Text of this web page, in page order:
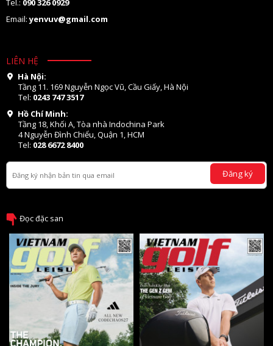
Tel.: 090 326 0929
Email:yenvuv@gmail.com
LIÊN HỆ
Hà Nội:
Tầng 11. 169 Nguyễn Ngọc Vũ, Cầu Giấy, Hà Nội
Tel: 0243 747 3517
Hồ Chí Minh:
Tầng 18, Khối A, Tòa nhà Indochina Park
4 Nguyễn Đình Chiểu, Quận 1, HCM
Tel: 028 6672 8400
Đăng ký
Đọc đặc san